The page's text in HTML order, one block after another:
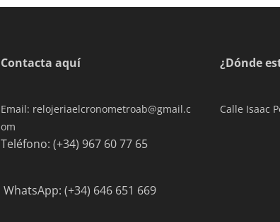
Contacta aquí
Email: relojeriaelcronometroab@gmail.c
om
Teléfono: (+34) 967 60 77 65
WhatsApp: (+34) 646 651 669
¿Dónde
Calle Isaac